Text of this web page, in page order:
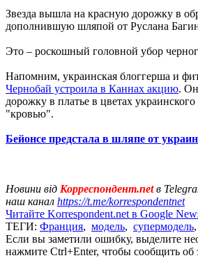
Звезда вышла на красную дорожку в
дополнившую шляпой от Руслана
Это – роскошный головной убор
Напомним, украинская блоггерша и
Чернобай устроила в Каннах акцию.
дорожку в платье в цветах
"кровью".
Бейонсе предстала в шляпе от
Новини від Корреспондент.netв
наш канал https://t.me/korrespondentnet
Читайте Korrespondent.net в Google
ТЕГИ: Франция, модель, супермодель,
Если вы заметили ошибку, выделите
нажмите Ctrl+Enter, чтобы сообщить об